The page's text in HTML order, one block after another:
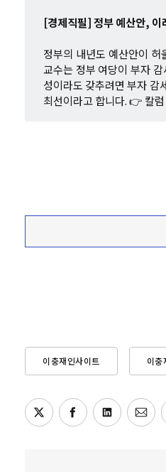
[경제직필] 정부 예산안, 이
정부의 내년도 예산안이
교수는 정부 여당이 부자
성이라도 갖추려면 부자 감
최선이라고 합니다. 👉 칼
이충재인사이트 이충